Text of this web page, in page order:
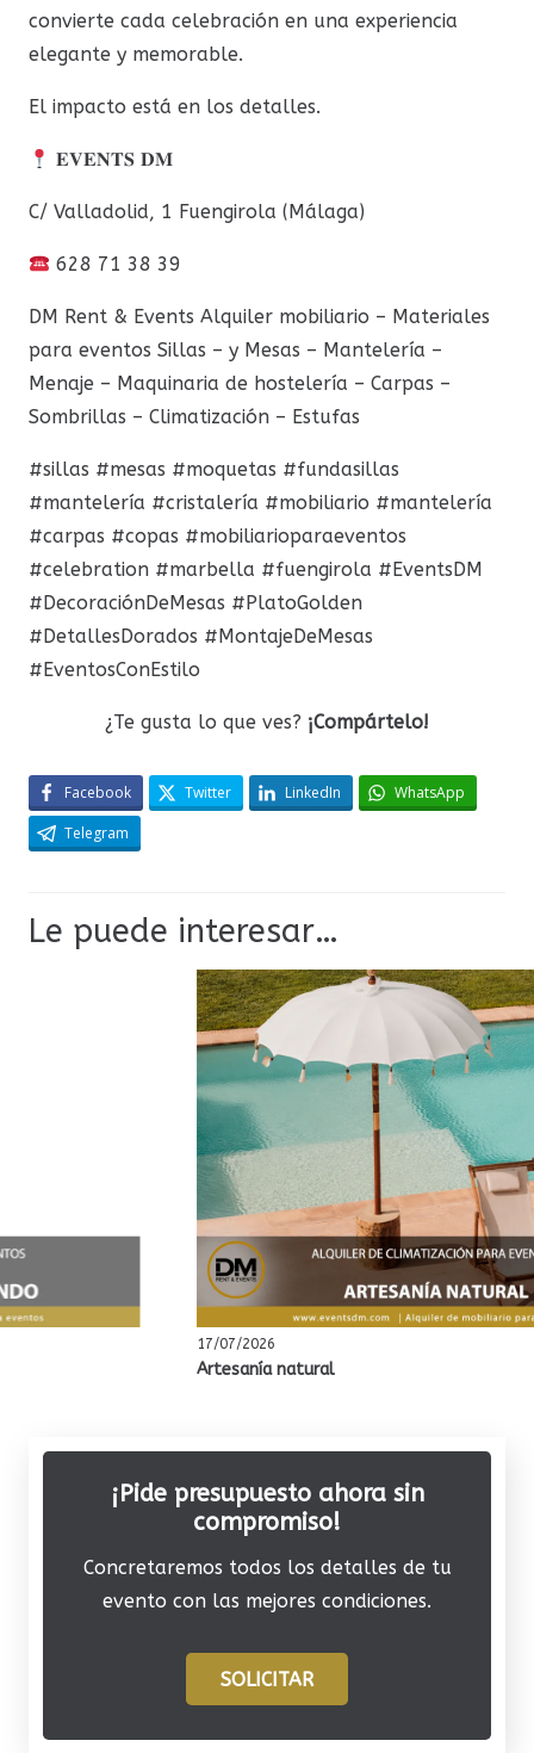
convierte cada celebración en una experiencia
elegante y memorable.
El impacto está en los detalles.
𝐄𝐕𝐄𝐍𝐓𝐒 𝐃𝐌
C/ Valladolid, 1 Fuengirola (Málaga)
628 71 38 39
DM Rent & Events Alquiler mobiliario – Materiales
para eventos Sillas – y Mesas – Mantelería –
Menaje – Maquinaria de hostelería – Carpas –
Sombrillas – Climatización – Estufas
#sillas #mesas #moquetas #fundasillas
#mantelería #cristalería #mobiliario #mantelería
#carpas #copas #mobiliarioparaeventos
#celebration #marbella #fuengirola #EventsDM
#DecoraciónDeMesas #PlatoGolden
#DetallesDorados #MontajeDeMesas
#EventosConEstilo
¿Te gusta lo que ves? ¡Compártelo!
Facebook Twitter LinkedIn
WhatsApp
Telegram
Le puede interesar…
Artesanía natural
¡Pide presupuesto ahora sin
compromiso!
Concretaremos todos los detalles de tu
evento con las mejores condiciones.
SOLICITAR